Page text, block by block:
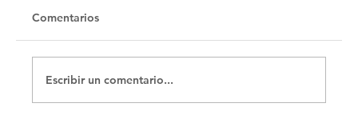
Comentarios
Escribir un comentario...